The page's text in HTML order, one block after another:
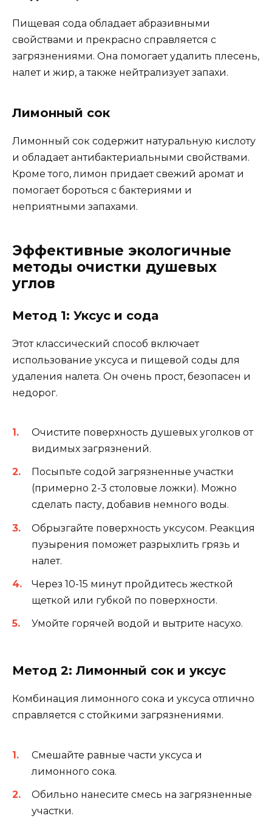
Пищевая сода обладает абразивными
свойствами и прекрасно справляется с
загрязнениями. Она помогает удалить плесень,
налет и жир, а также нейтрализует запахи.
Лимонный сок
Лимонный сок содержит натуральную кислоту
и обладает антибактериальными свойствами.
Кроме того, лимон придает свежий аромат и
помогает бороться с бактериями и
неприятными запахами.
Эффективные экологичные
методы очистки душевых
углов
Метод 1: Уксус и сода
Этот классический способ включает
использование уксуса и пищевой соды для
удаления налета. Он очень прост, безопасен и
недорог.
Очистите поверхность душевых уголков от
видимых загрязнений.
Посыпьте содой загрязненные участки
(примерно 2-3 столовые ложки). Можно
сделать пасту, добавив немного воды.
Обрызгайте поверхность уксусом. Реакция
пузырения поможет разрыхлить грязь и
налет.
Через 10-15 минут пройдитесь жесткой
щеткой или губкой по поверхности.
Умойте горячей водой и вытрите насухо.
Метод 2: Лимонный сок и уксус
Комбинация лимонного сока и уксуса отлично
справляется с стойкими загрязнениями.
Смешайте равные части уксуса и
лимонного сока.
Обильно нанесите смесь на загрязненные
участки.